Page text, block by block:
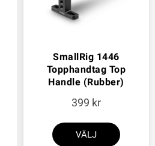
SmallRig 1446
Topphandtag Top
Handle (Rubber)
399
VÄLJ